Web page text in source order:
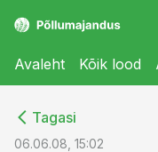
Avaleht Kõik lood
Tagasi
06.06.08, 15:02